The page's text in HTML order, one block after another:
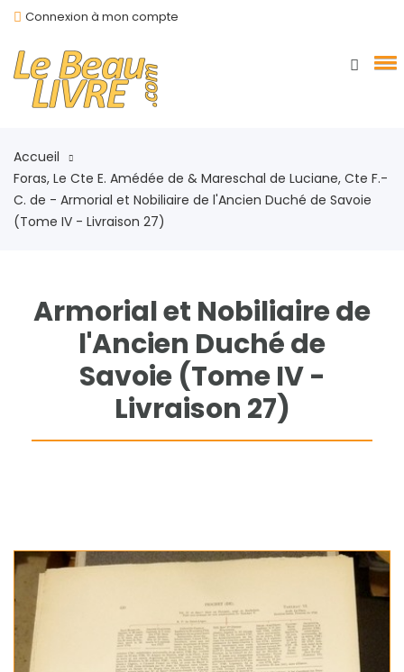
Connexion à mon compte
Accueil
Foras, Le Cte E. Amédée de & Mareschal de Luciane, Cte F.-
C. de - Armorial et Nobiliaire de l'Ancien Duché de Savoie
(Tome IV - Livraison 27)
Armorial et Nobiliaire de
l'Ancien Duché de
Savoie (Tome IV -
Livraison 27)